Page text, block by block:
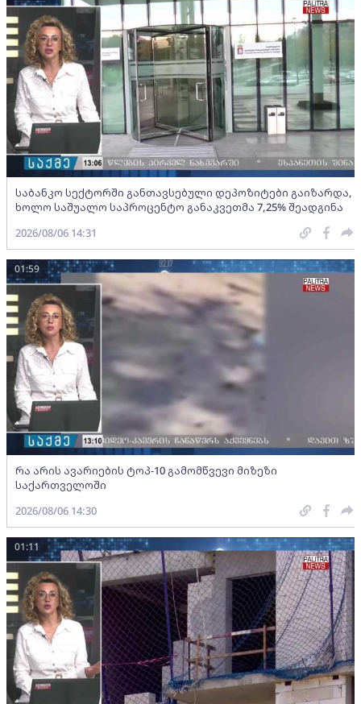
საბანკო სექტორში განთავსებული დეპოზიტები გაიზარდა,
ხოლო საშუალო საპროცენტო განაკვეთმა 7,25% შეადგინა
2026/08/06 14:31
რა არის ავარიების ტოპ-10 გამომწვევი მიზეზი
საქართველოში
01:59
2026/08/06 14:30
01:11